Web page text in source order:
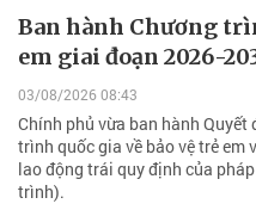
Ban hành Chương
em giai đoạn 2026-
03/08/2026 08:43
Chính phủ vừa ban hành Quyết
trình quốc gia về bảo vệ trẻ em
lao động trái quy định của
trình).